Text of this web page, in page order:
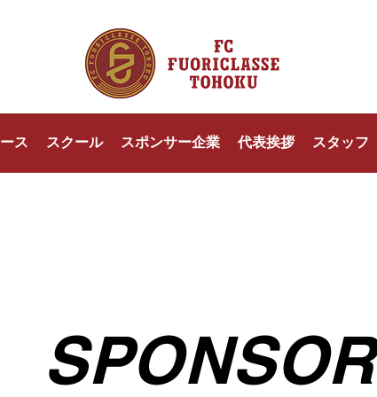
ス スクール スポンサー企業 代表挨拶 スタッフ
SPONSOR